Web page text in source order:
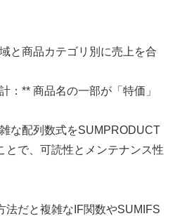
と商品カテゴリ別に売上を合
：** 商品名の一部が「特価」
な配列数式をSUMPRODUCT
とで、可読性とメンテナンス性
法だと複雑なIF関数やSUMIFS